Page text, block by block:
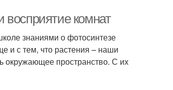
комнат
знаниями о фотосинтезе
и с тем, что растения – наши
окружающее пространство. С их